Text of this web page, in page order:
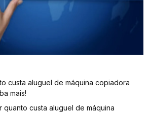
custa aluguel de máquina copiadora
mais!
custa aluguel de máquina